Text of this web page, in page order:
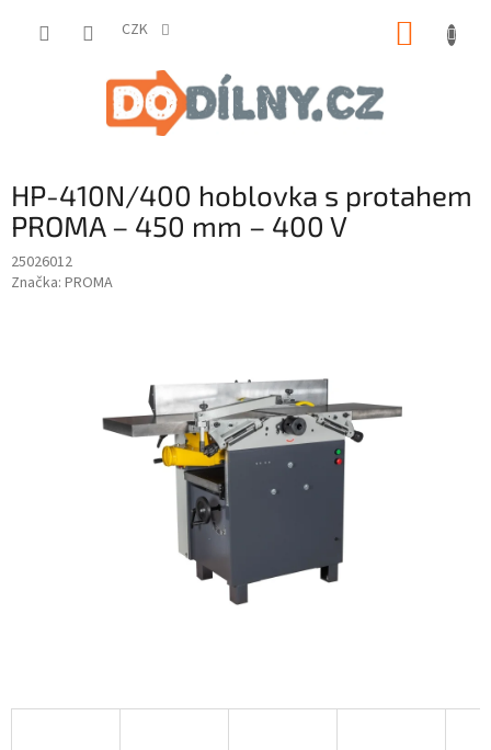
CZK
HP-410N/400 hoblovka s protahem
PROMA – 450 mm – 400 V
25026012
Značka: PROMA